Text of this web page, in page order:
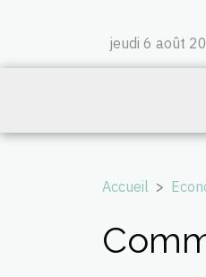
jeudi 6 août
Accueil